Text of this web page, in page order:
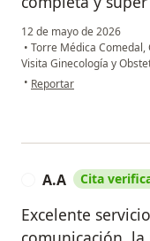
12 de mayo de 2026
• Torre Médica Comedal,
Visita Ginecología y
• en opinión del usuario
Reportar
A.A Cita
Excelente